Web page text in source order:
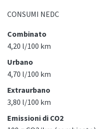
CONSUMI NEDC
Combinato
4,20 l/100 km
Urbano
4,70 l/100 km
Extraurbano
3,80 l/100 km
Emissioni di CO2